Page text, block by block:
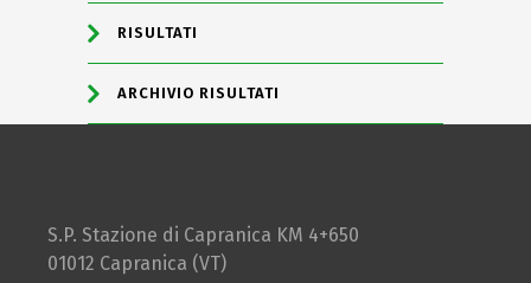
RISULTATI
ARCHIVIO RISULTATI
S.P. Stazione di Capranica KM 4+650
01012 Capranica (VT)